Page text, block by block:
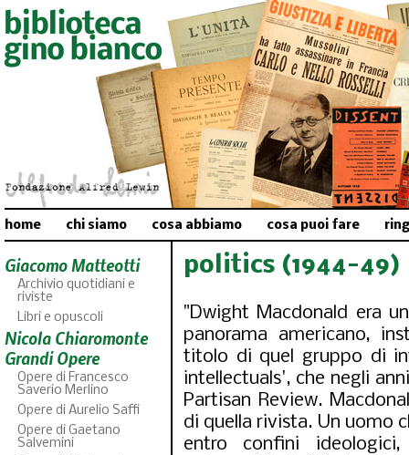
home chi siamo cosa abbiamo cosa puoi fare
Giacomo Matteotti
Archivio quotidiani e
riviste
Libri e opuscoli
Nicola Chiaromonte
Grandi Opere
Opere di Francesco
Saverio Merlino
Opere di Aurelio Saffi
Opere di Gaetano
Salvemini
politics (1944-49)
"Dwight Macdonald era
panorama americano,
titolo di quel gruppo di
intellectuals', che negli
Partisan Review.
di quella rivista. Un uomo
entro confini